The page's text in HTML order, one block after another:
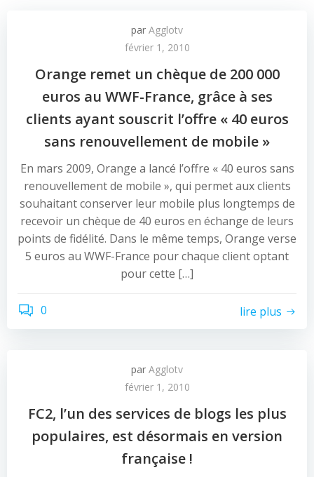
par Agglotv
février 1, 2010
Orange remet un chèque de 200 000
euros au WWF-France, grâce à ses
clients ayant souscrit l’offre « 40 euros
sans renouvellement de mobile »
En mars 2009, Orange a lancé l’offre « 40 euros sans
renouvellement de mobile », qui permet aux clients
souhaitant conserver leur mobile plus longtemps de
recevoir un chèque de 40 euros en échange de leurs
points de fidélité. Dans le même temps, Orange verse
5 euros au WWF-France pour chaque client optant
pour cette […]
0 lire plus
par Agglotv
février 1, 2010
FC2, l’un des services de blogs les plus
populaires, est désormais en version
française !